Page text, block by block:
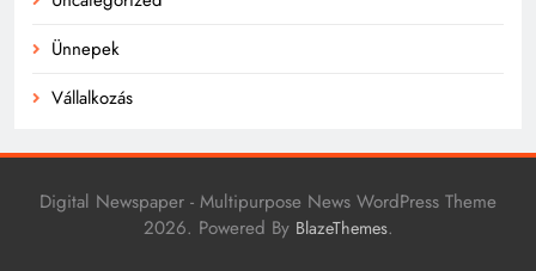
Ünnepek
Vállalkozás
Digital Newspaper - Multipurpose News WordPress Theme
2026. Powered By BlazeThemes.